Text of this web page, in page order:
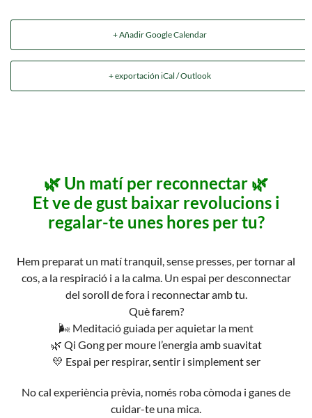
+ Añadir Google Calendar
+ exportación iCal / Outlook
🌿 Un matí per reconnectar 🌿
Et ve de gust baixar revolucions i
regalar-te unes hores per tu?
Hem preparat un matí tranquil, sense presses, per tornar al
cos, a la respiració i a la calma. Un espai per desconnectar
del soroll de fora i reconnectar amb tu.
Què farem?
🌬️ Meditació guiada per aquietar la ment
🌿 Qi Gong per moure l’energia amb suavitat
💛 Espai per respirar, sentir i simplement ser
No cal experiència prèvia, només roba còmoda i ganes de
cuidar-te una mica.